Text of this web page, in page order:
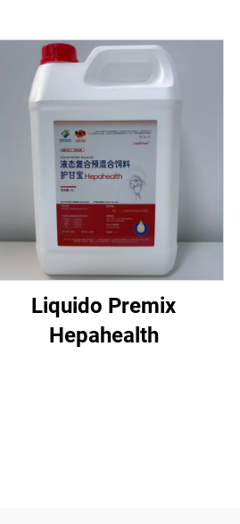
Liquido Premix
Hepahealth